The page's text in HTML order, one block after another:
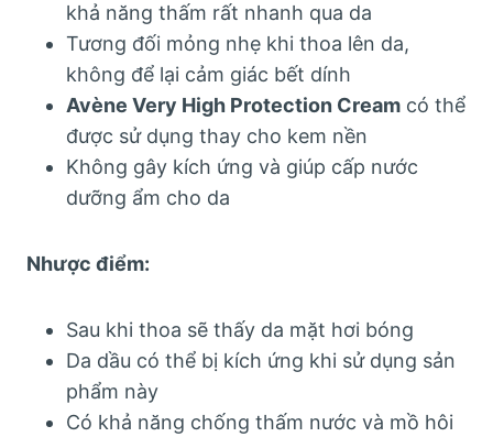
khả năng thấm rất nhanh qua da
Tương đối mỏng nhẹ khi thoa lên da,
không để lại cảm giác bết dính
Avène Very High Protection Cream có thể
được sử dụng thay cho kem nền
Không gây kích ứng và giúp cấp nước
dưỡng ẩm cho da
Nhược điểm:
Sau khi thoa sẽ thấy da mặt hơi bóng
Da dầu có thể bị kích ứng khi sử dụng sản
phẩm này
Có khả năng chống thấm nước và mồ hôi